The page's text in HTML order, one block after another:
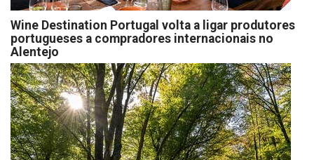
Wine Destination Portugal volta a ligar produtores
portugueses a compradores internacionais no
Alentejo